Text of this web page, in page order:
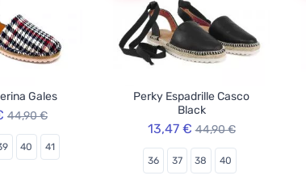
Gales
44,90 €
40 41
Perky Espadrille Casco
Black
13,47 € 44,90 €
36 37 38 40